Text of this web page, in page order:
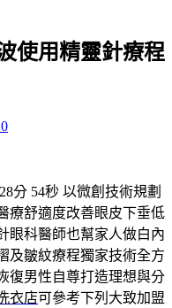
使用精靈針療程
分 54秒 以微創技術規劃
療舒適度改善眼皮下垂低
眼科醫師也幫家人做白內
及皺紋療程獨家技術全方
復男性自尊打造理想與分
衣店可參考下列大致加盟